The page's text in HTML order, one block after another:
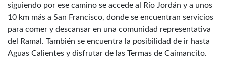
siguiendo por ese camino se accede al Río Jordán y a unos
10 km más a San Francisco, donde se encuentran servicios
para comer y descansar en una comunidad representativa
del Ramal. También se encuentra la posibilidad de ir hasta
Aguas Calientes y disfrutar de las Termas de Caimancito.